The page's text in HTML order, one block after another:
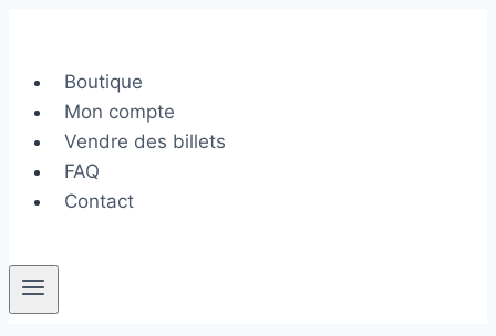
contenuBoutique
Mon compte
Vendre des billets
FAQ
Contact